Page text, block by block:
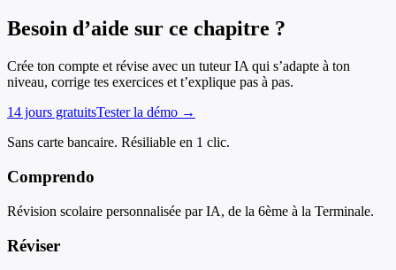
Besoin d’aide sur ce chapitre ?
Crée ton compte et révise avec un tuteur IA qui s’adapte à ton
niveau, corrige tes exercices et t’explique pas à pas.
14 jours gratuitsTester la démo →
Sans carte bancaire. Résiliable en 1 clic.
Comprendo
Révision scolaire personnalisée par IA, de la 6ème à la Terminale.
Réviser